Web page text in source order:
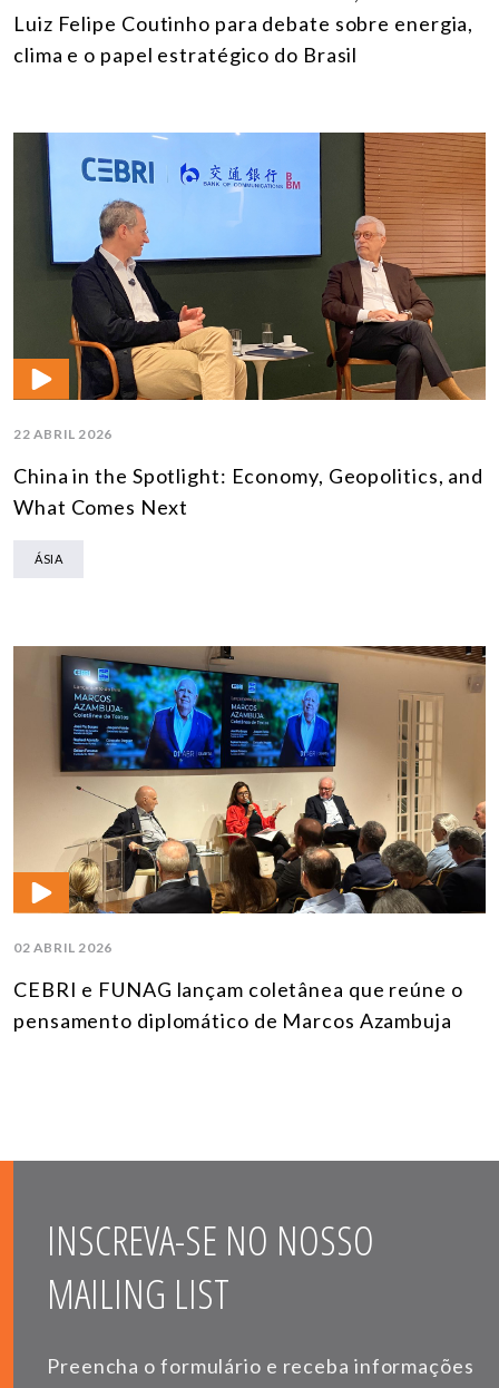
Luiz Felipe Coutinho para debate sobre energia,
clima e o papel estratégico do Brasil
22 ABRIL 2026
China in the Spotlight: Economy, Geopolitics, and
What Comes Next
ÁSIA
02 ABRIL 2026
CEBRI e FUNAG lançam coletânea que reúne o
pensamento diplomático de Marcos Azambuja
INSCREVA-SE NO NOSSO
MAILING LIST
Preencha o formulário e receba informações